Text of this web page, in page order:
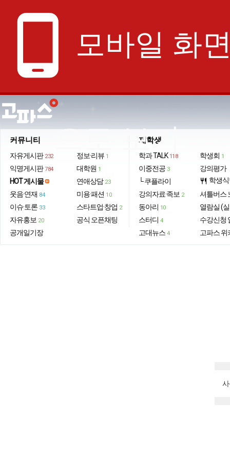
phone_android 모바일 화
으로 보기
커뮤니티
자유게시판 232
익명게시판 784
HOT 게시물
웃음·연재 84
이슈·토론 33
자유홍보 20
공개일기장
정보·리뷰 1
대학원 1
연애상담 23
미용·패션 10
스타트업·창업 2
공식 오픈채팅
재학생
학과 TALK 118
이중전공 3
└ 쿠플라이
강의자료·족보 2
동아리 10
스터디 4
고대뉴스 4
학생회 1
강의평가
restaurant 학생
셔틀버스
열람실 (
수강신청
고파스 위